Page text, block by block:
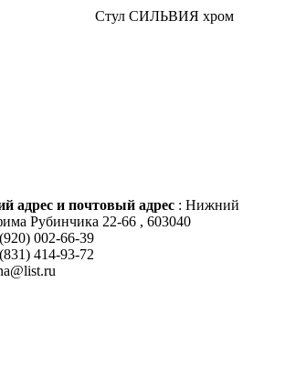
адрес и почтовый адрес : Нижний
Рубинчика 22-66 , 603040
002-66-39
414-93-72